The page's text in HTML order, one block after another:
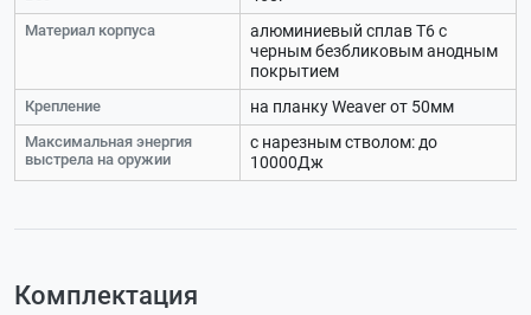
Материал корпуса
алюминиевый сплав Т6 с
черным безбликовым анодным
покрытием
Крепление на планку Weaver от 50мм
Максимальная энергия
выстрела на оружии
с нарезным стволом: до
10000Дж
Комплектация